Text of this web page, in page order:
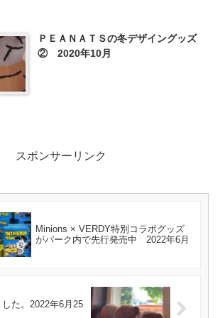
ＰＥＡＮＡＴＳの冬デザイングッズ
② 2020年10月
スポンサーリンク
Minions × VERDY特別コラボグッズ
がパーク内で先行発売中 2022年6月
た。2022年6月25